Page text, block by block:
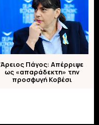
Άρειος Πάγος: Απέρριψε
ως «απαράδεκτη» την
προσφυγή Κοβέσι